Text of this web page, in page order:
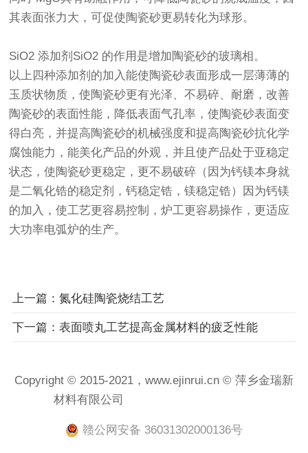
其表面张力大，可促使陶瓷砂更易转化为球形。
SiO2 添加剂SiO2 的作用是增加陶瓷砂的玻璃相。
以上四种添加剂的加入能使陶瓷砂表面形成一层薄薄的
玉质状物质，使陶瓷砂更有光泽、不易碎、耐磨，改善
陶瓷砂的表面性能，降低表面气孔率，使陶瓷砂表面变
得白亮，并提高陶瓷砂的机械强度和提高陶瓷砂抗化学
腐蚀能力，能美化产品的外观，并且使产品处于亚稳定
状态，使陶瓷砂更稳定，更不易破碎（因为钙镁本身就
是二氧化锆的稳定剂，钙稳定锆，镁稳定锆）因为钙镁
的加入，使工艺更容易控制，炉工更容易操作，更适应
大功率电弧炉的生产。
上一篇：氮化硅陶瓷烧结工艺
下一篇：表面喷丸工艺提高金属材料的疲乏性能
Copyright © 2015-2021，www.ejinrui.cn © 萍乡金瑞新
材料有限公司
赣公网安备 36031302000136号